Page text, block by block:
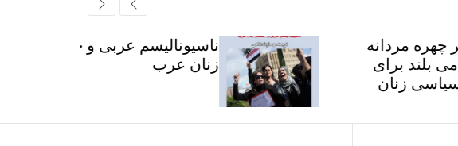
c
o
r
c
ناسیونالیسم عربی و جنبش
زنان عرب